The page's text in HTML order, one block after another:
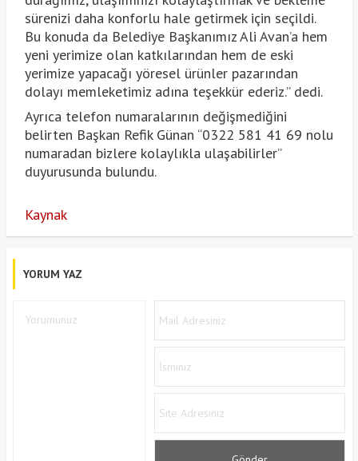
sürenizi daha konforlu hale getirmek için seçildi.
Bu konuda da Belediye Başkanımız Ali Avan’a hem
yeni yerimize olan katkılarından hem de eski
yerimize yapacağı yöresel ürünler pazarından
dolayı memleketimiz adına teşekkür ederiz.” dedi.
Ayrıca telefon numaralarının değişmediğini
belirten Başkan Refik Günan “0322 581 41 69 nolu
numaradan bizlere kolaylıkla ulaşabilirler”
duyurusunda bulundu.
Kaynak
YORUM YAZ